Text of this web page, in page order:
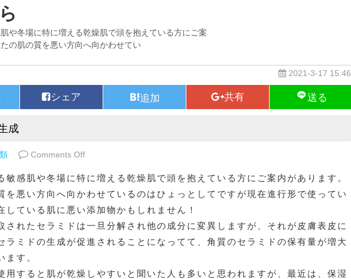
や冬場に特に増える乾燥肌で頭を抱えている方にご案
の肌の質を悪い方向へ向かわせてい
2021-3-17 15:46
成
Comments Offon セラミドの生成
敏感肌や冬場に特に増える乾燥肌で頭を抱えている方にご案内があります。
を悪い方向へ向かわせているのはひょっとしてですが現在進行形で使ってい
している肌に悪い添加物かもしれません！
されたセラミドは一旦分解され他の成分に変異しますが、それが皮膚表皮に
ラミドの生成が促進されることになってて、角質のセラミドの保有量が増大
ます。
用すると肌が乾燥しやすいと聞いた人も多いと思われますが、最近は、保湿